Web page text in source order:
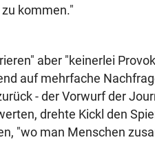
kommen."
aber "keinerlei
auf mehrfache
- der Vorwurf der
drehte Kickl den
"wo man Menschen